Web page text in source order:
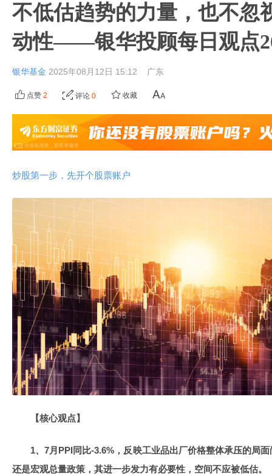
不低估趋势的力量，也不忽
动性——银华投顾每日观点
银华基金 2025年08月12日 15:12 广东
点赞 2 评论 0 收藏
炒股第一步，先开个股票账户
【核心观点】
1、7月PPI同比-3.6%，反映工业品出厂价格整体承压的局
还是宏观总量政策，其进一步发力有必要性，空间不应被低估。